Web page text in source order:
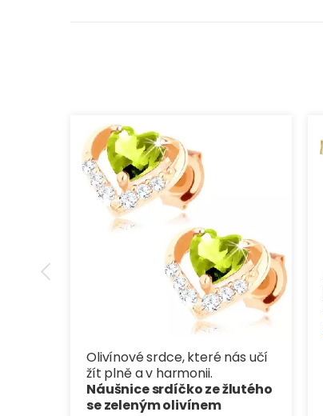
Olivínové srdce, které nás učí
žít plně a v harmonii.
Náušnice srdíčko ze žlutého
se zeleným olivínem